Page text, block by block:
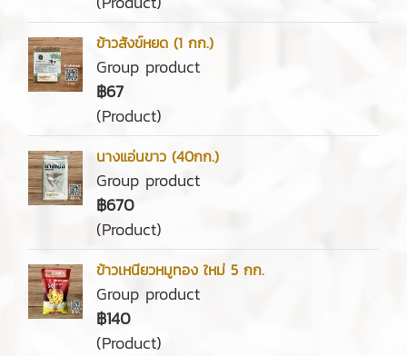
ข้าวสังข์หยด (1 กก.)
Group product
฿67
(Product)
นางแอ่นขาว (40กก.)
Group product
฿670
(Product)
ข้าวเหนียวหมูทอง ใหม่ 5 กก.
Group product
฿140
(Product)